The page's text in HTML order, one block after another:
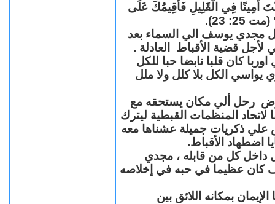
أَمِينًا فِي الْقَلِيلِ فَأُقِيمُكَ عَلَى
23).
مجدي يوسف الي السماء بعد
قضية الأقباط العادلة .
كان قلبا نابضا حبا للكل
يواسي الكل بلا كلل ولا ملل
رحل ألي مكان يستحقه مع
المنظمات القبطية ليترك
علي ذكريات جميلة عشناها معه
اضطهاد الأقباط.
داخل كل من قابله ، مجدي
عظيما في حبه في إخلاصه
بمكانه اللائق بين